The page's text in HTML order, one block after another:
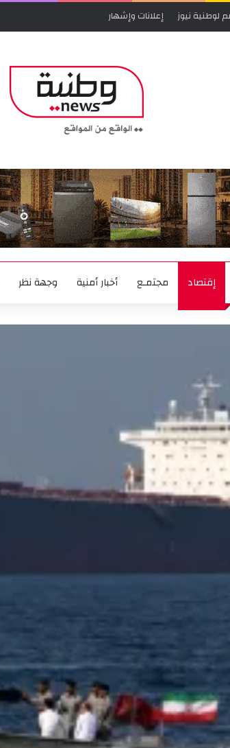
لوطنية نيوز إعلانات وإشهار
إقتصاد مجتمـع أخبار أمنية وجهة نظر